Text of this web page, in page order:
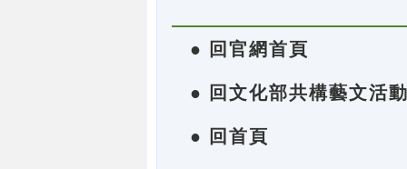
● 回官網首頁
● 回文化部共構藝文活
● 回首頁